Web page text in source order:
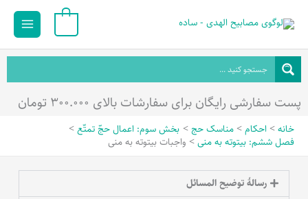
محتوا
Main
پست سفارشی رایگان برای سفارشات بالای ۳۰۰.۰۰۰ تومان
خانه احکام مناسک حج
بخش سوم: اعمال حجّ تمتّع
فصل ششم: بیتوته به منی
واجبات بیتوته به منی
رسالۀ توضیح المسائل